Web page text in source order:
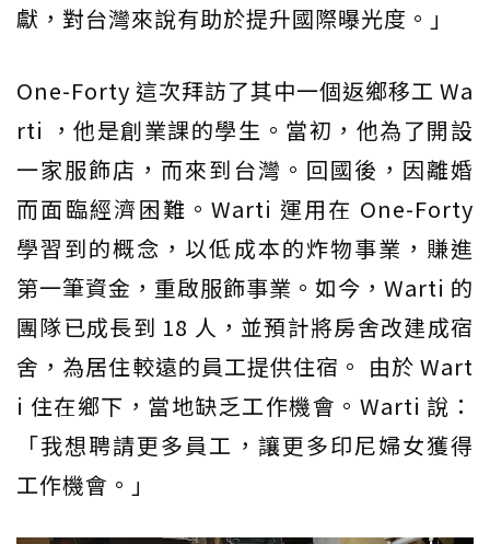
獻，對台灣來說有助於提升國際曝光度。」
One-Forty 這次拜訪了其中一個返鄉移工 Wa
rti ，他是創業課的學生。當初，他為了開設
一家服飾店，而來到台灣。回國後，因離婚
而面臨經濟困難。Warti 運用在 One-Forty
學習到的概念，以低成本的炸物事業，賺進
第一筆資金，重啟服飾事業。如今，Warti 的
團隊已成長到 18 人，並預計將房舍改建成宿
舍，為居住較遠的員工提供住宿。 由於 Wart
i 住在鄉下，當地缺乏工作機會。Warti 說：
「我想聘請更多員工，讓更多印尼婦女獲得
工作機會。」